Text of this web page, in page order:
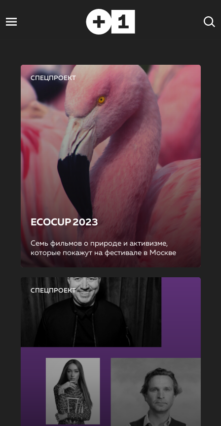
СПЕЦПРОЕКТ
ECOCUP 2023
Семь фильмов о природе и активизме,
которые покажут на фестивале в Москве
СПЕЦПРОЕКТ